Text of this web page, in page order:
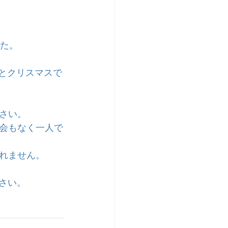
。
クリスマスで
い。
もなく一人で
ません。
い。